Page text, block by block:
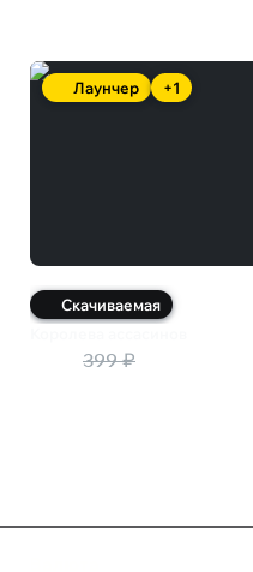
Лаунчер +1
Скачиваемая
399 ₽